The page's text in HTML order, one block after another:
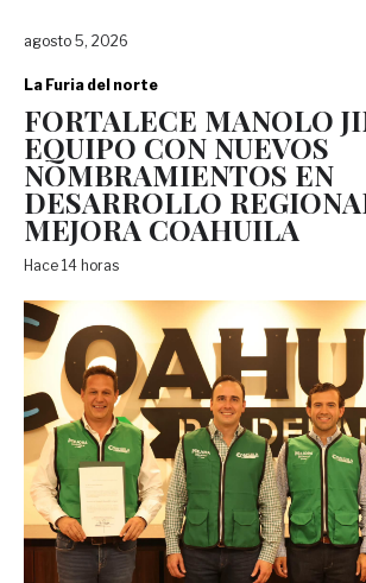
agosto 5, 2026
La Furia del norte
FORTALECE MANOLO
EQUIPO CON NUEVOS
NOMBRAMIENTOS EN
DESARROLLO
MEJORA COAHUILA
Hace 14 horas